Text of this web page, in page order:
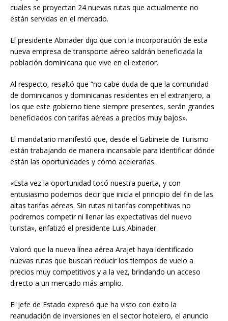
cuales se proyectan 24 nuevas rutas que actualmente no
están servidas en el mercado.
El presidente Abinader dijo que con la incorporación de esta
nueva empresa de transporte aéreo saldrán beneficiada la
población dominicana que vive en el exterior.
Al respecto, resaltó que “no cabe duda de que la comunidad
de dominicanos y dominicanas residentes en el extranjero, a
los que este gobierno tiene siempre presentes, serán grandes
beneficiados con tarifas aéreas a precios muy bajos».
El mandatario manifestó que, desde el Gabinete de Turismo
están trabajando de manera incansable para identificar dónde
están las oportunidades y cómo acelerarlas.
«Esta vez la oportunidad tocó nuestra puerta, y con
entusiasmo podemos decir que inicia el principio del fin de las
altas tarifas aéreas. Sin rutas ni tarifas competitivas no
podremos competir ni llenar las expectativas del nuevo
turista», enfatizó el presidente Luis Abinader.
Valoró que la nueva línea aérea Arajet haya identificado
nuevas rutas que buscan reducir los tiempos de vuelo a
precios muy competitivos y a la vez, brindando un acceso
directo a un mercado más amplio.
El jefe de Estado expresó que ha visto con éxito la
reanudación de inversiones en el sector hotelero, el anuncio